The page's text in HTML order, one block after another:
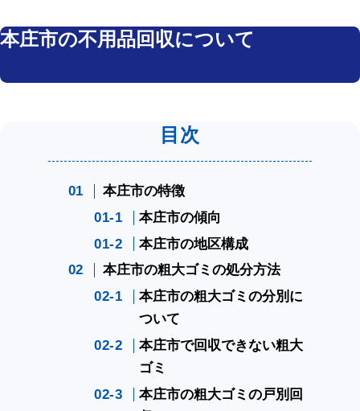
本庄市の不用品回収について
本庄市の特徴
本庄市の傾向
本庄市の地区構成
本庄市の粗大ゴミの処分方法
本庄市の粗大ゴミの分別に
ついて
本庄市で回収できない粗大
ゴミ
本庄市の粗大ゴミの戸別回